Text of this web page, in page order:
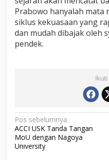
Prabowo hanyalah
siklus kekuasaan yang
dan mudah dibajak oleh
pendek.
Ikuti
N
a
v
Pos sebelumnya
ACCI USK Tanda Tangan
MoU dengan Nagoya
University